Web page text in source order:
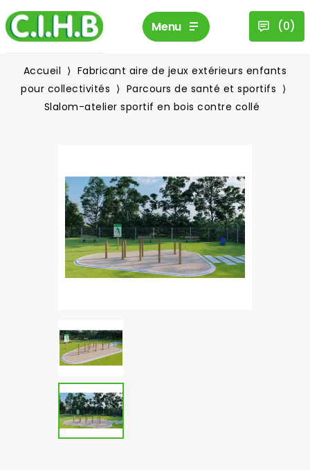
Menu (0)
Accueil
Fabricant aire de jeux extérieurs enfants
pour collectivités
Parcours de santé et sportifs
Slalom-atelier sportif en bois contre collé